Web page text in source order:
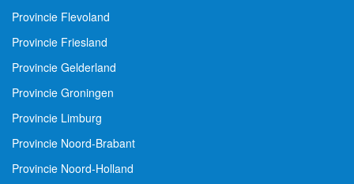
Provincie Flevoland
Provincie Friesland
Provincie Gelderland
Provincie Groningen
Provincie Limburg
Provincie Noord-Brabant
Provincie Noord-Holland